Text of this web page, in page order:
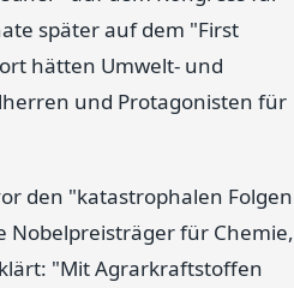
später auf dem "First
hätten Umwelt- und
und Protagonisten für
den "katastrophalen Folgen
Nobelpreisträger für Chemie,
"Mit Agrarkraftstoffen